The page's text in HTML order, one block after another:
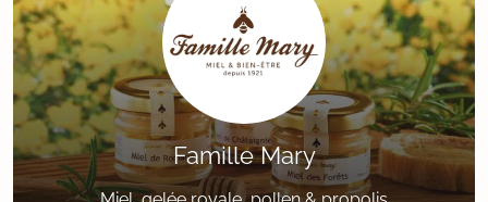
Famille Mary